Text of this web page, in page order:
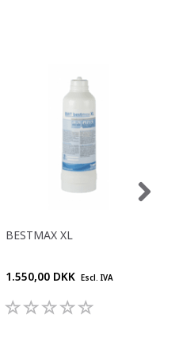
BESTMAX XL
1.550,00 DKK Escl. IVA